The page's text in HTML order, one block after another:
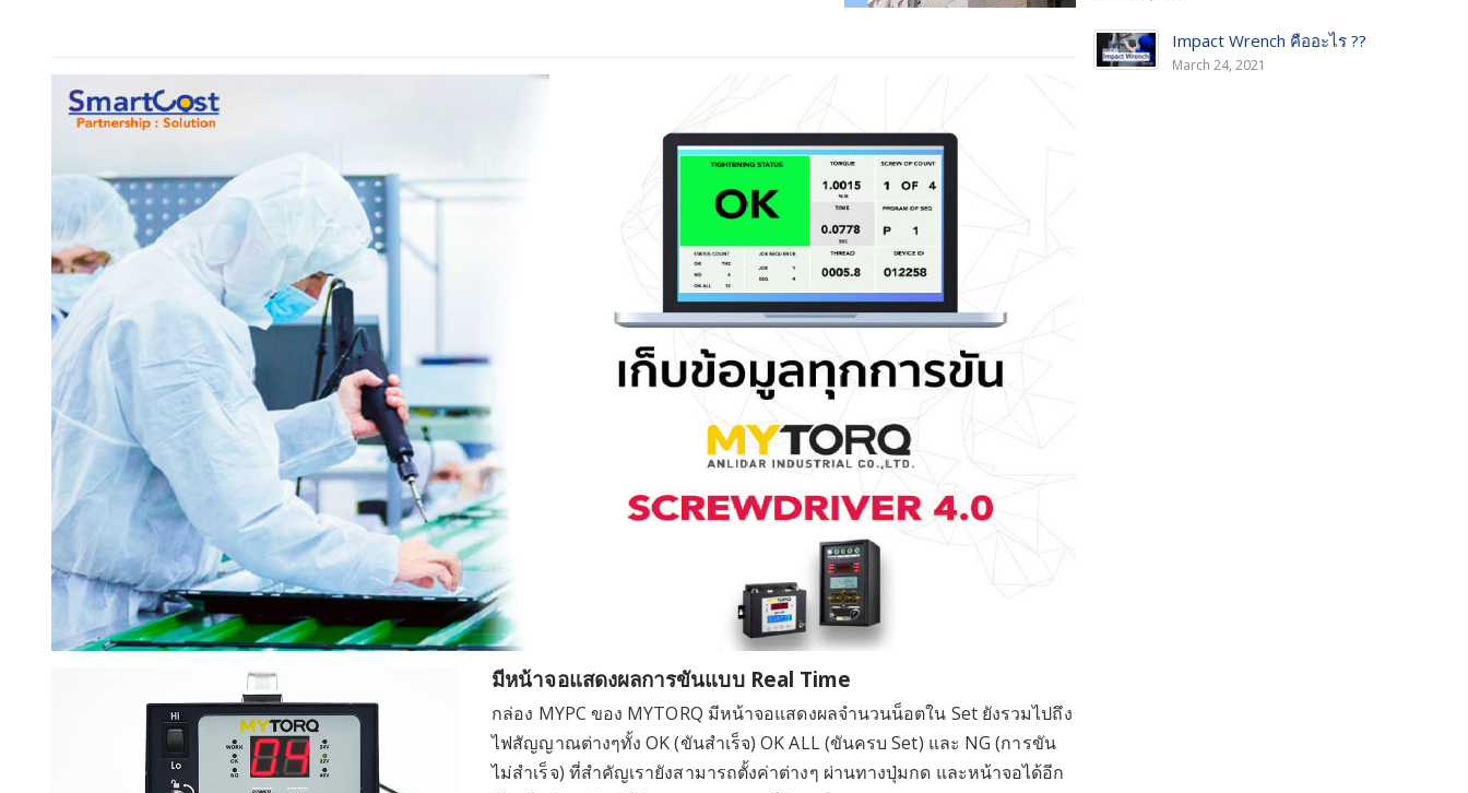
มีหน้าจอแสดงผลการขันแบบ Real Time
กล่อง MYPC ของ MYTORQ มีหน้าจอแสดงผลจำนวนน็อตใน Set ยังรวมไปถึง
ไฟสัญญาณต่างๆทั้ง OK (ขันสำเร็จ) OK ALL (ขันครบ Set) และ NG (การขัน
ไม่สำเร็จ) ที่สำคัญเรายังสามารถตั้งค่าต่างๆ ผ่านทางปุ่มกด และหน้าจอได้อีก
Impact Wrench คืออะไร ??
March 24, 2021